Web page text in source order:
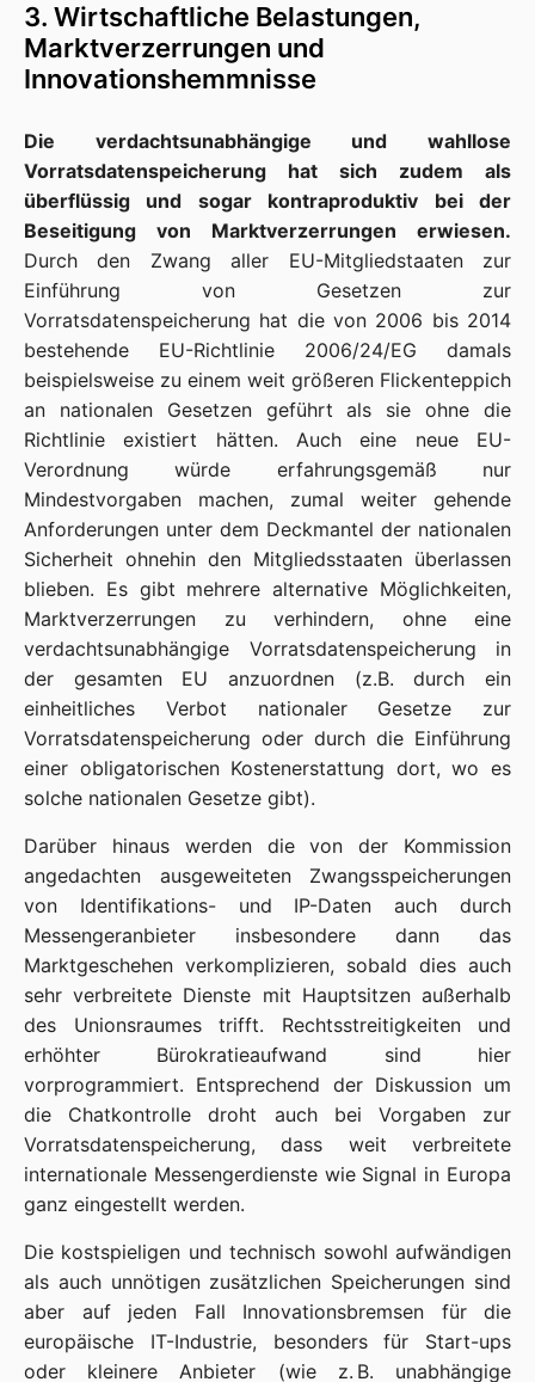
3. Wirtschaftliche Belastungen,
Marktverzerrungen und
Innovationshemmnisse
Die verdachtsunabhängige und wahllose
Vorratsdatenspeicherung hat sich zudem als
überflüssig und sogar kontraproduktiv bei der
Beseitigung von Marktverzerrungen erwiesen.
Durch den Zwang aller EU-Mitgliedstaaten zur
Einführung von Gesetzen zur
Vorratsdatenspeicherung hat die von 2006 bis 2014
bestehende EU-Richtlinie 2006/24/EG damals
beispielsweise zu einem weit größeren Flickenteppich
an nationalen Gesetzen geführt als sie ohne die
Richtlinie existiert hätten. Auch eine neue EU-
Verordnung würde erfahrungsgemäß nur
Mindestvorgaben machen, zumal weiter gehende
Anforderungen unter dem Deckmantel der nationalen
Sicherheit ohnehin den Mitgliedsstaaten überlassen
blieben. Es gibt mehrere alternative Möglichkeiten,
Marktverzerrungen zu verhindern, ohne eine
verdachtsunabhängige Vorratsdatenspeicherung in
der gesamten EU anzuordnen (z.B. durch ein
einheitliches Verbot nationaler Gesetze zur
Vorratsdatenspeicherung oder durch die Einführung
einer obligatorischen Kostenerstattung dort, wo es
solche nationalen Gesetze gibt).
Darüber hinaus werden die von der Kommission
angedachten ausgeweiteten Zwangsspeicherungen
von Identifikations- und IP-Daten auch durch
Messengeranbieter insbesondere dann das
Marktgeschehen verkomplizieren, sobald dies auch
sehr verbreitete Dienste mit Hauptsitzen außerhalb
des Unionsraumes trifft. Rechtsstreitigkeiten und
erhöhter Bürokratieaufwand sind hier
vorprogrammiert. Entsprechend der Diskussion um
die Chatkontrolle droht auch bei Vorgaben zur
Vorratsdatenspeicherung, dass weit verbreitete
internationale Messengerdienste wie Signal in Europa
ganz eingestellt werden.
Die kostspieligen und technisch sowohl aufwändigen
als auch unnötigen zusätzlichen Speicherungen sind
aber auf jeden Fall Innovationsbremsen für die
europäische IT-Industrie, besonders für Start-ups
oder kleinere Anbieter (wie z. B. unabhängige